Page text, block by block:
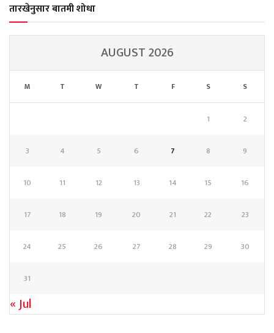
तारखेनुसार बातमी शोधा
AUGUST 2026
M T W T F S S
1 2
3 4 5 6 7 8 9
10 11 12 13 14 15 16
17 18 19 20 21 22 23
24 25 26 27 28 29 30
31
« Jul